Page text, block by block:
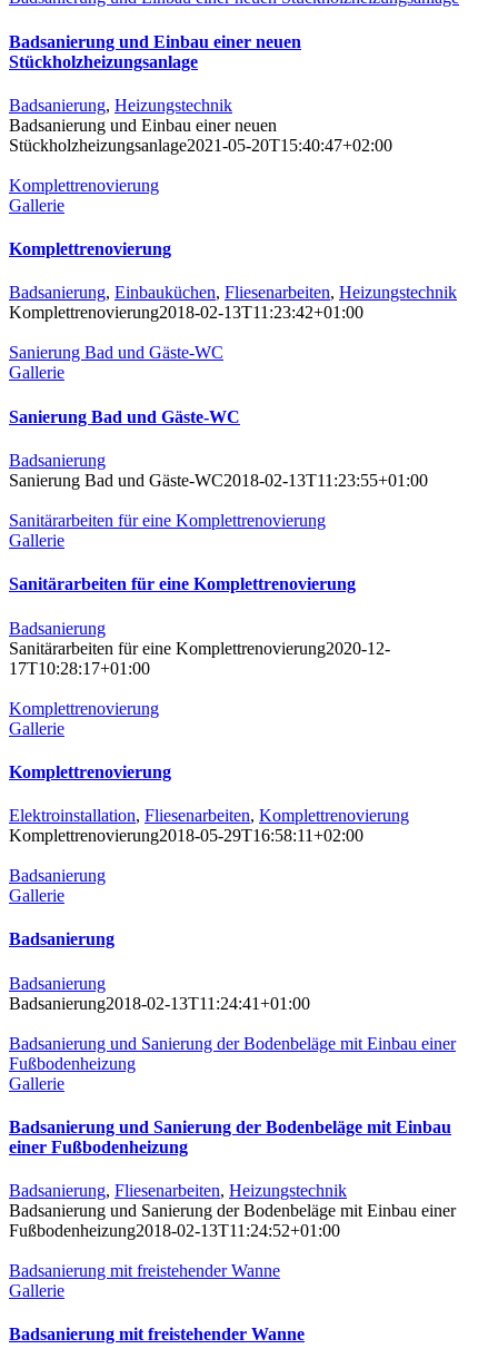
Badsanierung und Einbau einer neuen
Stückholzheizungsanlage
Badsanierung, Heizungstechnik
Badsanierung und Einbau einer neuen
Stückholzheizungsanlage2021-05-20T15:40:47+02:00
Komplettrenovierung
Gallerie
Komplettrenovierung
Badsanierung, Einbauküchen, Fliesenarbeiten, Heizungstechnik
Komplettrenovierung2018-02-13T11:23:42+01:00
Sanierung Bad und Gäste-WC
Gallerie
Sanierung Bad und Gäste-WC
Badsanierung
Sanierung Bad und Gäste-WC2018-02-13T11:23:55+01:00
Sanitärarbeiten für eine Komplettrenovierung
Gallerie
Sanitärarbeiten für eine Komplettrenovierung
Badsanierung
Sanitärarbeiten für eine Komplettrenovierung2020-12-
17T10:28:17+01:00
Komplettrenovierung
Gallerie
Komplettrenovierung
Elektroinstallation, Fliesenarbeiten, Komplettrenovierung
Komplettrenovierung2018-05-29T16:58:11+02:00
Badsanierung
Gallerie
Badsanierung
Badsanierung
Badsanierung2018-02-13T11:24:41+01:00
Badsanierung und Sanierung der Bodenbeläge mit Einbau einer
Fußbodenheizung
Gallerie
Badsanierung und Sanierung der Bodenbeläge mit Einbau
einer Fußbodenheizung
Badsanierung, Fliesenarbeiten, Heizungstechnik
Badsanierung und Sanierung der Bodenbeläge mit Einbau einer
Fußbodenheizung2018-02-13T11:24:52+01:00
Badsanierung mit freistehender Wanne
Gallerie
Badsanierung mit freistehender Wanne